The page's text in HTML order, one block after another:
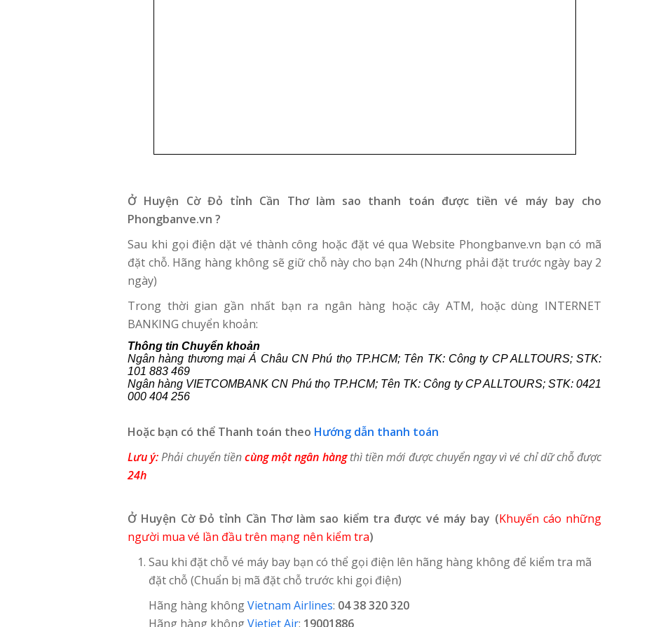
Ở Huyện Cờ Đỏ tỉnh Cần Thơ làm sao thanh toán được tiền vé máy bay cho
Phongbanve.vn ?
Sau khi gọi điện dặt vé thành công hoặc đặt vé qua Website Phongbanve.vn bạn có mã
đặt chỗ. Hãng hàng không sẽ giữ chỗ này cho bạn 24h (Nhưng phải đặt trước ngày bay 2
ngày)
Trong thời gian gần nhất bạn ra ngân hàng hoặc cây ATM, hoặc dùng INTERNET
BANKING chuyển khoản:
Thông tin Chuyển khoản
Ngân hàng thương mại Á Châu CN Phú thọ TP.HCM; Tên TK: Công ty CP ALLTOURS; STK:
101 883 469
Ngân hàng VIETCOMBANK CN Phú thọ TP.HCM; Tên TK: Công ty CP ALLTOURS; STK: 0421
000 404 256
Hoặc bạn có thể Thanh toán theo Hướng dẫn thanh toán
Lưu ý:Phải chuyển tiềncùng một ngân hàngthì tiền mới được chuyển ngay vì vé chỉ dữ chỗ được
24h
Ở Huyện Cờ Đỏ tỉnh Cần Thơ làm sao kiểm tra được vé máy bay (Khuyến cáo những
người mua vé lần đầu trên mạng nên kiểm tra)
Sau khi đặt chỗ vé máy bay bạn có thể gọi điện lên hãng hàng không để kiểm tra mã
đặt chỗ (Chuẩn bị mã đặt chỗ trước khi gọi điện)
Hãng hàng khôngVietnam Airlines: 04 38 320 320
Hãng hàng khôngVietjet Air: 19001886